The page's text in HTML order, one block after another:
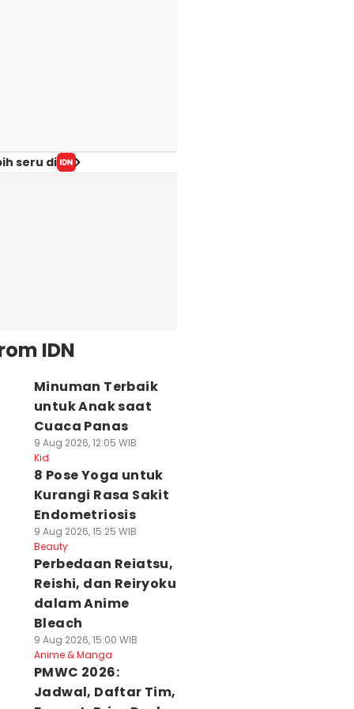
seru di
IDN
Minuman Terbaik
untuk Anak saat
Cuaca Panas
9 Aug 2026, 12:05 WIB
Kid
8 Pose Yoga untuk
Kurangi Rasa Sakit
Endometriosis
9 Aug 2026, 15:25 WIB
Beauty
Perbedaan Reiatsu,
Reishi, dan Reiryoku
dalam Anime
Bleach
9 Aug 2026, 15:00 WIB
Anime & Manga
PMWC 2026:
Jadwal, Daftar Tim,